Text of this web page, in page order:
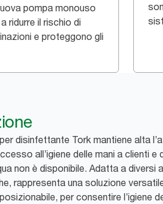
pompa monouso
ridurre il rischio di
e proteggono gli
disinfettante Tork mantiene alta
all’igiene delle mani a clienti e
non è disponibile. Adatta a diversi
rappresenta una soluzione
per consentire l’igiene